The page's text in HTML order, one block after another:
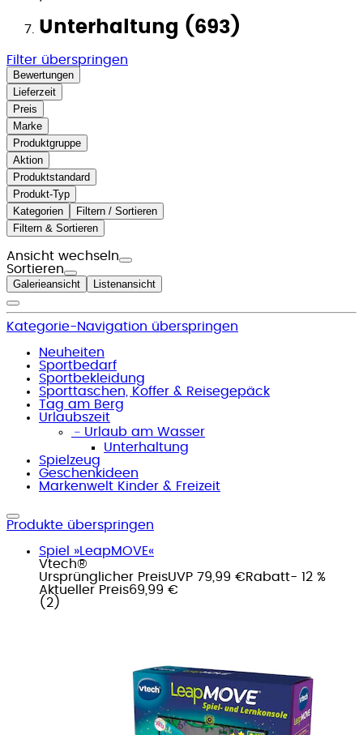
Unterhaltung (693)
Filter überspringen
Bewertungen
Lieferzeit
Preis
Marke
Produktgruppe
Aktion
Produktstandard
Produkt-Typ
Kategorien
Filtern / Sortieren
Filtern & Sortieren
Ansicht wechseln
Sortieren
Galerieansicht Listenansicht
Kategorie-Navigation überspringen
Neuheiten
Sportbedarf
Sportbekleidung
Sporttaschen, Koffer & Reisegepäck
Tag am Berg
Urlaubszeit
﹣ Urlaub am Wasser
Unterhaltung
Spielzeug
Geschenkideen
Markenwelt Kinder & Freizeit
Produkte überspringen
Spiel »LeapMOVE«
Vtech®
Ursprünglicher PreisUVP 79,99 €Rabatt- 12 %
Aktueller Preis69,99 €
( 2 )